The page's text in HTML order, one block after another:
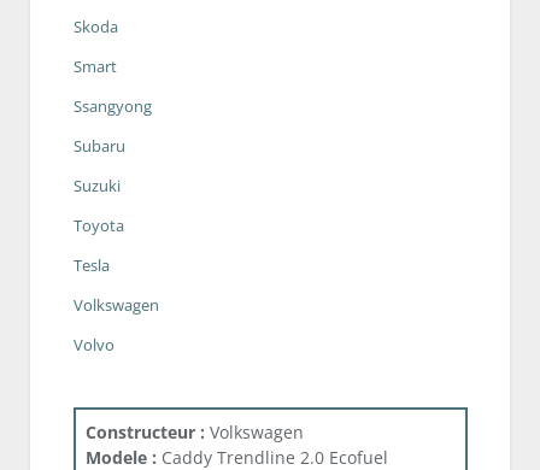
Skoda
Smart
Ssangyong
Subaru
Suzuki
Toyota
Tesla
Volkswagen
Volvo
Constructeur : Volkswagen
Modele : Caddy Trendline 2.0 Ecofuel